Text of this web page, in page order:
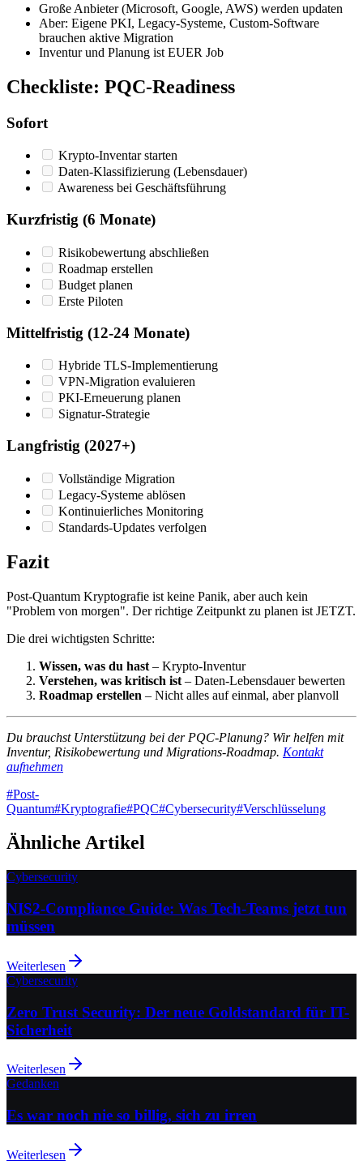
Große Anbieter (Microsoft, Google, AWS) werden updaten
Aber: Eigene PKI, Legacy-Systeme, Custom-Software
brauchen aktive Migration
Inventur und Planung ist EUER Job
Checkliste: PQC-Readiness
Sofort
Krypto-Inventar starten
Daten-Klassifizierung (Lebensdauer)
Awareness bei Geschäftsführung
Kurzfristig (6 Monate)
Risikobewertung abschließen
Roadmap erstellen
Budget planen
Erste Piloten
Mittelfristig (12-24 Monate)
Hybride TLS-Implementierung
VPN-Migration evaluieren
PKI-Erneuerung planen
Signatur-Strategie
Langfristig (2027+)
Vollständige Migration
Legacy-Systeme ablösen
Kontinuierliches Monitoring
Standards-Updates verfolgen
Fazit
Post-Quantum Kryptografie ist keine Panik, aber auch kein
"Problem von morgen". Der richtige Zeitpunkt zu planen ist JETZT.
Die drei wichtigsten Schritte:
Wissen, was du hast – Krypto-Inventur
Verstehen, was kritisch ist – Daten-Lebensdauer bewerten
Roadmap erstellen – Nicht alles auf einmal, aber planvoll
Du brauchst Unterstützung bei der PQC-Planung? Wir helfen mit
Inventur, Risikobewertung und Migrations-Roadmap. Kontakt
aufnehmen
#Post-
Quantum#Kryptografie#PQC#Cybersecurity#Verschlüsselung
Ähnliche Artikel
Cybersecurity
NIS2-Compliance Guide: Was Tech-Teams jetzt tun
müssen
Weiterlesen
Cybersecurity
Zero Trust Security: Der neue Goldstandard für IT-
Sicherheit
Weiterlesen
Gedanken
Es war noch nie so billig, sich zu irren
Weiterlesen